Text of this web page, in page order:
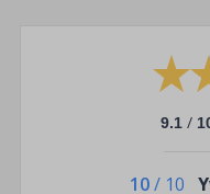
9.1 /
10/ 10